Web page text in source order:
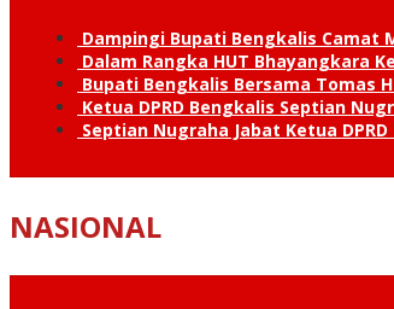
Dampingi Bupati Bengkalis Camat
Dalam Rangka HUT Bhayangkara
Bupati Bengkalis Bersama Tomas
Ketua DPRD Bengkalis Septian
Septian Nugraha Jabat Ketua
NASIONAL